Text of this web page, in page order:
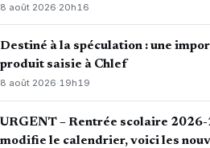
8 août 2026·20h16
Destiné à la spéculation : une
produit saisie à Chlef
8 août 2026·19h19
URGENT – Rentrée scolaire
modifie le calendrier, voici les